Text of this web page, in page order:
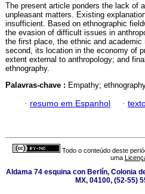
The present article ponders the lack of
unpleasant matters. Existing
insufficient. Based on ethnographic
the evasion of difficult issues in
the first place, the ethnic and
second, its location in the economy of
extent external to anthropology; and
ethnography.
Palavras-chave : Empathy;
· resumo em Espanhol ·
Todo o conteúdo deste
uma
Aldama 74 esquina con Berlín, Colonia
MX, 04100, (52-55)